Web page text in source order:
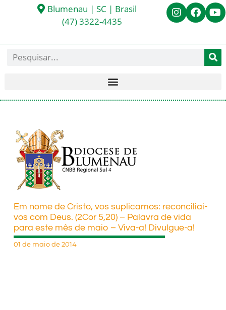
Blumenau | SC | Brasil
(47) 3322-4435
Em nome de Cristo, vos suplicamos: reconciliai-
vos com Deus. (2Cor 5,20) – Palavra de vida
para este mês de maio – Viva-a! Divulgue-a!
01 de maio de 2014